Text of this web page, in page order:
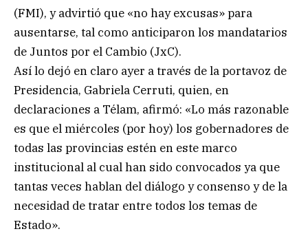
(FMI), y advirtió que «no hay excusas» para
ausentarse, tal como anticiparon los mandatarios
de Juntos por el Cambio (JxC).
Así lo dejó en claro ayer a través de la portavoz de
Presidencia, Gabriela Cerruti, quien, en
declaraciones a Télam, afirmó: «Lo más razonable
es que el miércoles (por hoy) los gobernadores de
todas las provincias estén en este marco
institucional al cual han sido convocados ya que
tantas veces hablan del diálogo y consenso y de la
necesidad de tratar entre todos los temas de
Estado».